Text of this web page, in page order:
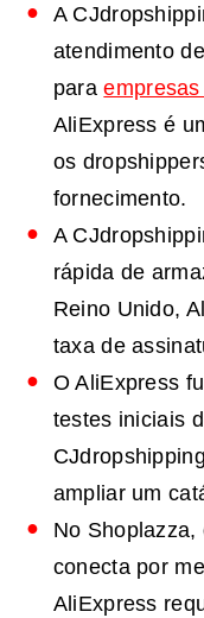
A
atendimento
para
AliExpress é
os
fornecimento.
A
rápida de
Reino Unido,
taxa de
O AliExpress
testes iniciais
ampliar um
No
conecta por
AliExpress